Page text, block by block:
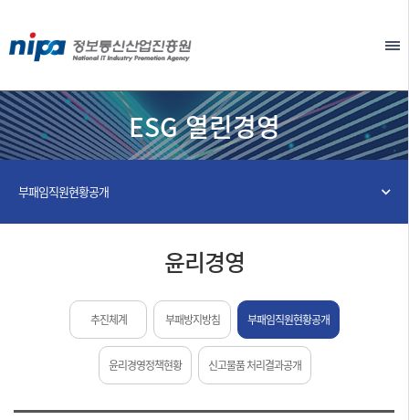
ESG 열린경영
부패임직원현황공개
윤리경영
추진체계 부패방지방침 부패임직원현황공개
윤리경영정책현황 신고물품 처리결과공개